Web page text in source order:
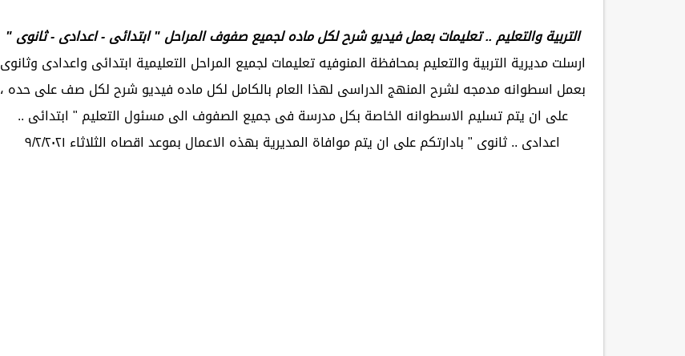
التربية والتعليم .. تعليمات بعمل فيديو شرح لكل ماده لجميع صفوف المراحل " ابتدائى - اعدادى - ثانوى "
ارسلت مديرية التربية والتعليم بمحافظة المنوفيه تعليمات لجميع المراحل التعليمية ابتدائى واعدادى وثانوى
بعمل اسطوانه مدمجه لشرح المنهج الدراسى لهذا العام بالكامل لكل ماده فيديو شرح لكل صف على حده ،
على ان يتم تسليم الاسطوانه الخاصة بكل مدرسة فى جميع الصفوف الى مسئول التعليم " ابتدائى ..
اعدادى .. ثانوى " بادارتكم على ان يتم موافاة المديرية بهذه الاعمال بموعد اقصاه الثلاثاء ٩/٢/٢٠٢١